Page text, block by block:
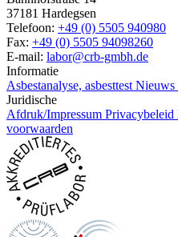
37181 Hardegsen
Telefoon: +49 (0) 5505 940980
Fax: +49 (0) 5505 94098260
E-mail: labor@crb-gmbh.de
Informatie
Asbestanalyse, asbesttest Nieuws
Juridische
Afdruk/Impressum Privacybeleid
voorwaarden